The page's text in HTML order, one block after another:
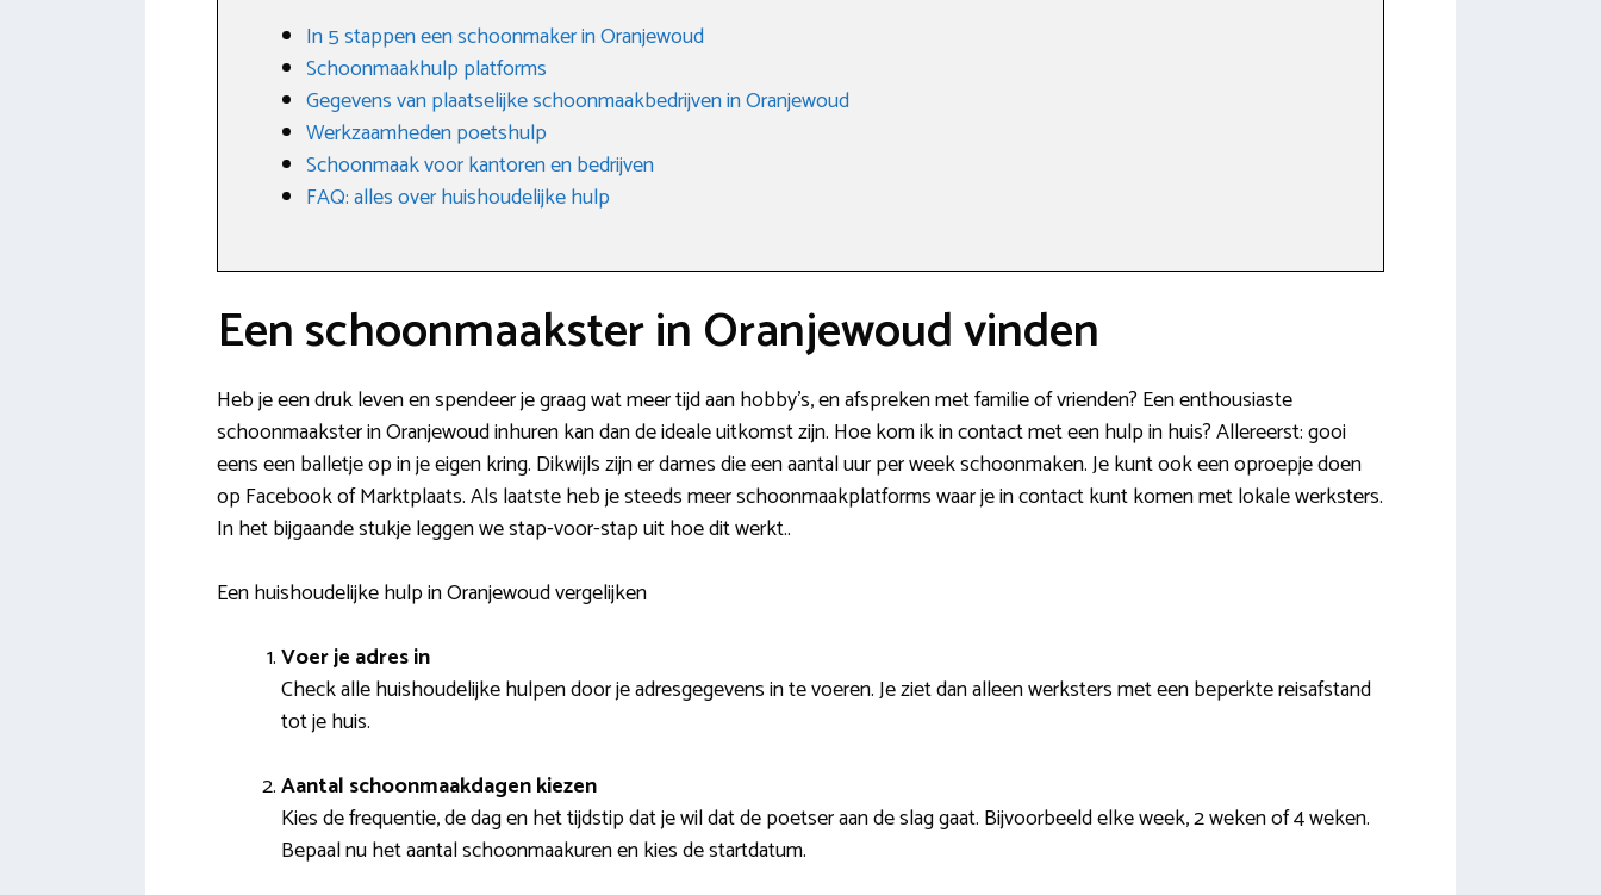
In 5 stappen een schoonmaker in Oranjewoud
Schoonmaakhulp platforms
Gegevens van plaatselijke schoonmaakbedrijven in Oranjewoud
Werkzaamheden poetshulp
Schoonmaak voor kantoren en bedrijven
FAQ: alles over huishoudelijke hulp
Een schoonmaakster in Oranjewoud vinden
Heb je een druk leven en spendeer je graag wat meer tijd aan hobby’s, en afspreken met familie of vrienden? Een enthousiaste
schoonmaakster in Oranjewoud inhuren kan dan de ideale uitkomst zijn. Hoe kom ik in contact met een hulp in huis? Allereerst: gooi
eens een balletje op in je eigen kring. Dikwijls zijn er dames die een aantal uur per week schoonmaken. Je kunt ook een oproepje doen
op Facebook of Marktplaats. Als laatste heb je steeds meer schoonmaakplatforms waar je in contact kunt komen met lokale werksters.
In het bijgaande stukje leggen we stap-voor-stap uit hoe dit werkt..
Een huishoudelijke hulp in Oranjewoud vergelijken
Voer je adres in
Check alle huishoudelijke hulpen door je adresgegevens in te voeren. Je ziet dan alleen werksters met een beperkte reisafstand
tot je huis.
Aantal schoonmaakdagen kiezen
Kies de frequentie, de dag en het tijdstip dat je wil dat de poetser aan de slag gaat. Bijvoorbeeld elke week, 2 weken of 4 weken.
Bepaal nu het aantal schoonmaakuren en kies de startdatum.